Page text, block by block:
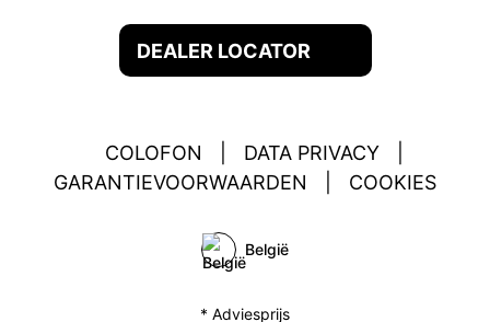
DEALER LOCATOR
COLOFON DATA PRIVACY
GARANTIEVOORWAARDEN
COOKIES
België
* Adviesprijs